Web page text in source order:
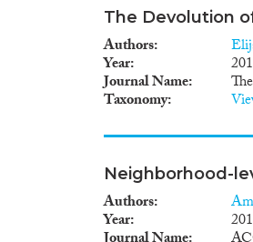
The Devolution
Authors
Year
Journal Name
Taxonomy
Neighborhood-
Authors
Year